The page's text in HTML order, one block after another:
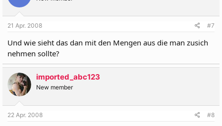
21 Apr. 2008 #7
Und wie sieht das dan mit den Mengen aus die man zusich
nehmen sollte?
imported_abc123
New member
22 Apr. 2008 #8